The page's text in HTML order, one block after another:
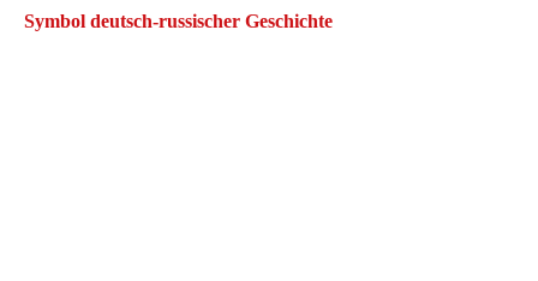
Symbol deutsch-russischer Geschichte